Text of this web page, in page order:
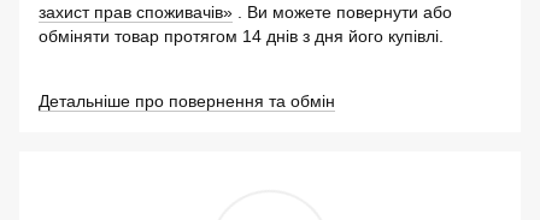
захист прав споживачів» . Ви можете повернути або
обміняти товар протягом 14 днів з дня його купівлі.
Детальніше про повернення та обмін